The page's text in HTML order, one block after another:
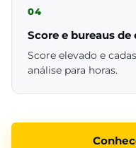
04
Score e bureaus
Score elevado e
análise para horas.